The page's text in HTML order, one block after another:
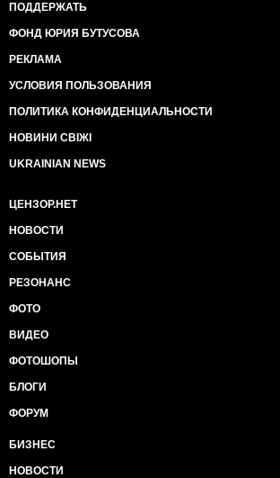
ПОДДЕРЖАТЬ
ФОНД ЮРИЯ БУТУСОВА
РЕКЛАМА
УСЛОВИЯ ПОЛЬЗОВАНИЯ
ПОЛИТИКА КОНФИДЕНЦИАЛЬНОСТИ
НОВИНИ СВІЖІ
UKRAINIAN NEWS
ЦЕНЗОР.НЕТ
НОВОСТИ
СОБЫТИЯ
РЕЗОНАНС
ФОТО
ВИДЕО
ФОТОШОПЫ
БЛОГИ
ФОРУМ
БИЗНЕС
НОВОСТИ